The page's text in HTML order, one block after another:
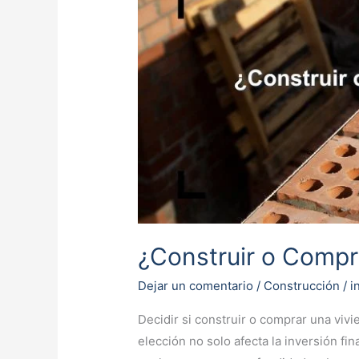
¿Construir o
Dejar un comentario / Construcción /
Decidir si construir o comprar una
elección no solo afecta la inversión
o
Comprar?
La
Decisión
Vida